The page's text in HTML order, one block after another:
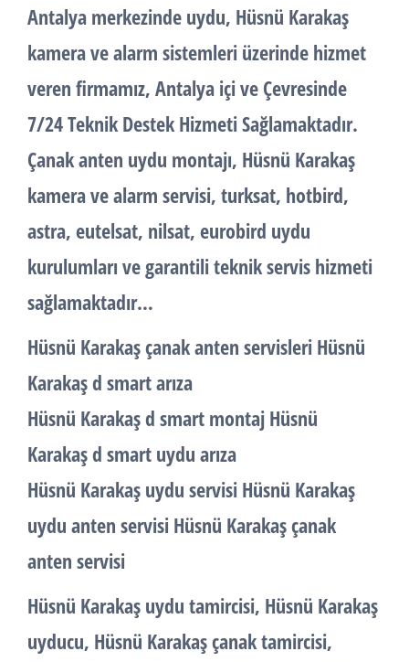
Antalya merkezinde uydu, Hüsnü Karakaş
kamera ve alarm sistemleri üzerinde hizmet
veren firmamız, Antalya içi ve Çevresinde
7/24 Teknik Destek Hizmeti Sağlamaktadır.
Çanak anten uydu montajı, Hüsnü Karakaş
kamera ve alarm servisi, turksat, hotbird,
astra, eutelsat, nilsat, eurobird uydu
kurulumları ve garantili teknik servis hizmeti
sağlamaktadır…
Hüsnü Karakaş çanak anten servisleri Hüsnü
Karakaş d smart arıza
Hüsnü Karakaş d smart montaj Hüsnü
Karakaş d smart uydu arıza
Hüsnü Karakaş uydu servisi Hüsnü Karakaş
uydu anten servisi Hüsnü Karakaş çanak
anten servisi
Hüsnü Karakaş uydu tamircisi, Hüsnü Karakaş
uyducu, Hüsnü Karakaş çanak tamircisi,